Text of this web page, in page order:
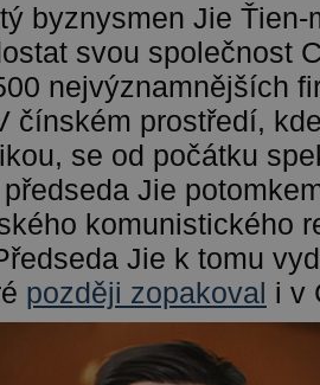
byznysmen Jie Ťien-
svou společnost
nejvýznamnějších
čínském prostředí,
se od počátku
Jie
komunistického
Jie k tomu
později zopakoval i v